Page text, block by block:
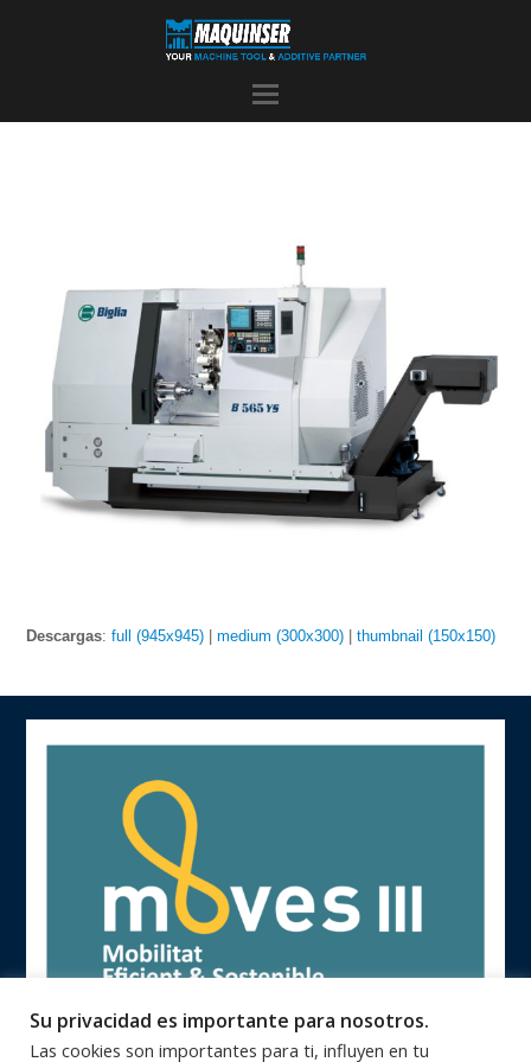
Descargas:full (945x945) |medium (300x300) |thumbnail (150x150)
Su privacidad es importante para nosotros.
Las cookies son importantes para ti, influyen en tu